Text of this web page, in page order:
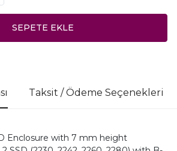
SEPETE EKLE
Taksit / Ödeme Seçenekleri
Enclosure with 7 mm height